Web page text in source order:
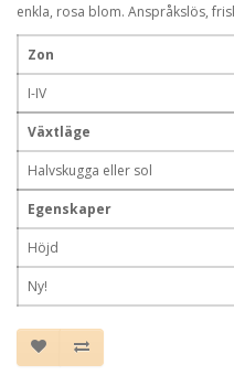
enkla, rosa blom. Anspråkslös,
Zon
I-IV
Växtläge
Halvskugga eller sol
Egenskaper
Höjd
Ny!